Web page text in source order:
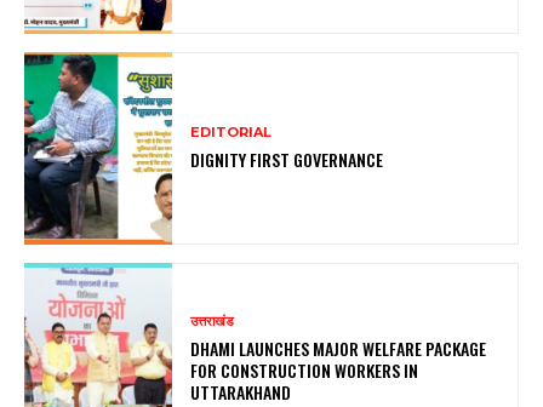
EDITORIAL
DIGNITY FIRST GOVERNANCE
उत्तराखंड
DHAMI LAUNCHES MAJOR WELFARE PACKAGE
FOR CONSTRUCTION WORKERS IN
UTTARAKHAND